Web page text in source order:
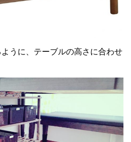
うに、テーブルの高さに合わせ